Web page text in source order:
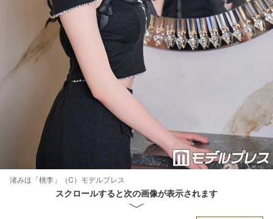
渚みほ「桃李」（C）モデルプレス
スクロールすると次の画像が表示されます